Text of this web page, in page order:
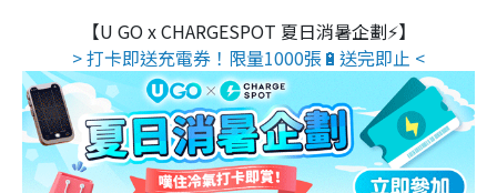
【U GO x CHARGESPOT 夏日消暑企劃⚡】
> 打卡即送充電券！限量1000張🔋送完即止 <